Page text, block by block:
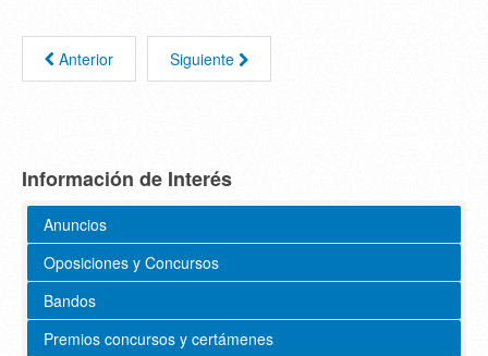
Anterior Siguiente
Información de Interés
Anuncios
Oposiciones y Concursos
Bandos
Premios concursos y certámenes